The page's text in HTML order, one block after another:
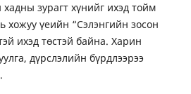
зурагт хүнийг ихэд тойм
хожуу үеийн “Сэлэнгийн зосон
ихэд төстэй байна. Харин
дүрслэлийн бүрдлээрээ